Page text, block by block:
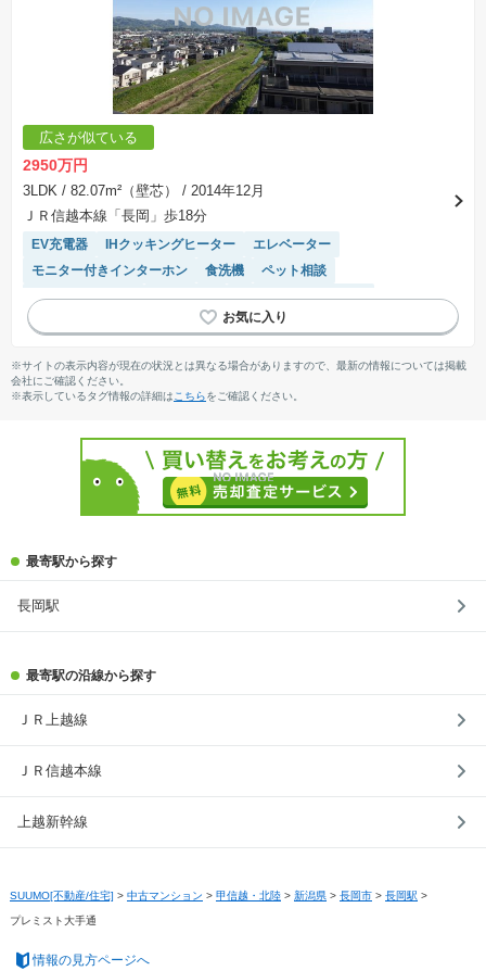
広さが似ている
2950万円
3LDK / 82.07m²（壁芯）
/ 2014年12月
ＪＲ信越本線「長岡」歩18分
EV充電器 IHクッキングヒーター
エレベーター
モニター付きインターホン
食洗機
ペット相談
システムキッチン
浴室乾燥機
駐輪場・バイク置き場
温水洗浄便座
宅配ボックス
※サイトの表示内容が現在の状況とは異なる場合がありますので、最新の情報については掲載
会社にご確認ください。
※表示しているタグ情報の詳細は こちらをご確認ください。
最寄駅から探す
長岡駅
最寄駅の沿線から探す
ＪＲ上越線
ＪＲ信越本線
上越新幹線
SUUMO[不動産/住宅] > 中古マンション > 甲信越・北陸 > 新潟県 > 長岡市 > 長岡駅 >
プレミスト大手通
情報の見方ページへ